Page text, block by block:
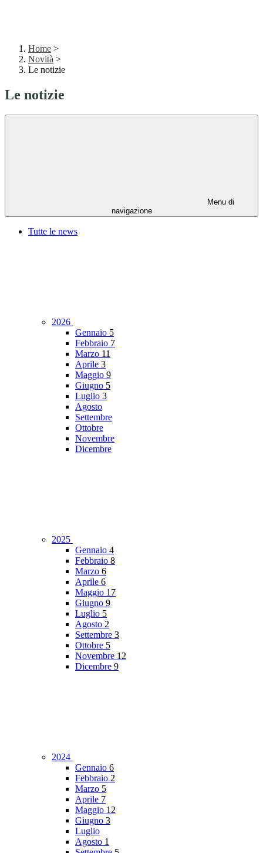
Home >
Novità >
Le notizie
Le notizie
Menu di
navigazione
Tutte le news
2026
Gennaio 5
Febbraio 7
Marzo 11
Aprile 3
Maggio 9
Giugno 5
Luglio 3
Agosto
Settembre
Ottobre
Novembre
Dicembre
2025
Gennaio 4
Febbraio 8
Marzo 6
Aprile 6
Maggio 17
Giugno 9
Luglio 5
Agosto 2
Settembre 3
Ottobre 5
Novembre 12
Dicembre 9
2024
Gennaio 6
Febbraio 2
Marzo 5
Aprile 7
Maggio 12
Giugno 3
Luglio
Agosto 1